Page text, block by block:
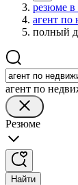
резюме в
агент по
полный
агент по
Резюме
Найти